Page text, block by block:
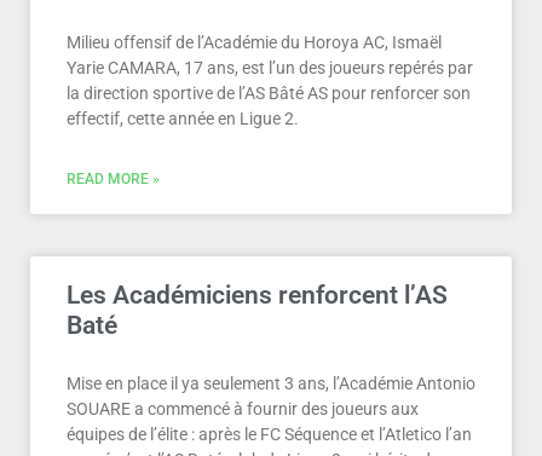
Milieu offensif de l’Académie du Horoya AC, Ismaël
Yarie CAMARA, 17 ans, est l’un des joueurs repérés par
la direction sportive de l’AS Bâté AS pour renforcer son
effectif, cette année en Ligue 2.
READ MORE »
Les Académiciens renforcent l’AS
Baté
Mise en place il ya seulement 3 ans, l’Académie Antonio
SOUARE a commencé à fournir des joueurs aux
équipes de l’élite : après le FC Séquence et l’Atletico l’an